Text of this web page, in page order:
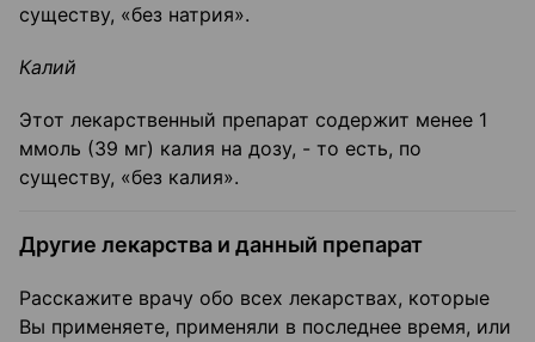
существу, «без натрия».
Калий
Этот лекарственный препарат содержит менее 1
ммоль (39 мг) калия на дозу, - то есть, по
существу, «без калия».
Другие лекарства и данный препарат
Расскажите врачу обо всех лекарствах, которые
Вы применяете, применяли в последнее время, или